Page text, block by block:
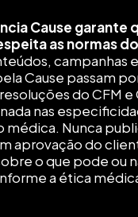
Cause garante
as normas
campanhas
Cause passam
do CFM e
nas
médica. Nunca
aprovação do
o que pode ou
a ética